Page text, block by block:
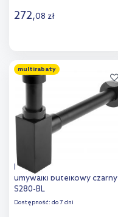
272,08 zł
Dodaj do
porównania
multirabaty
Ferro Quadro syfon do
umywalki butelkowy czarny
S280-BL
Dostępność: do 7 dni